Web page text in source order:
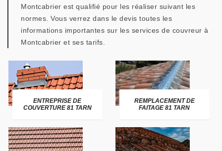
Montcabrier est qualifié pour les réaliser suivant les
normes. Vous verrez dans le devis toutes les
informations importantes sur les services de couvreur à
Montcabrier et ses tarifs.
ENTREPRISE DE
COUVERTURE 81 TARN
REMPLACEMENT DE
FAITAGE 81 TARN